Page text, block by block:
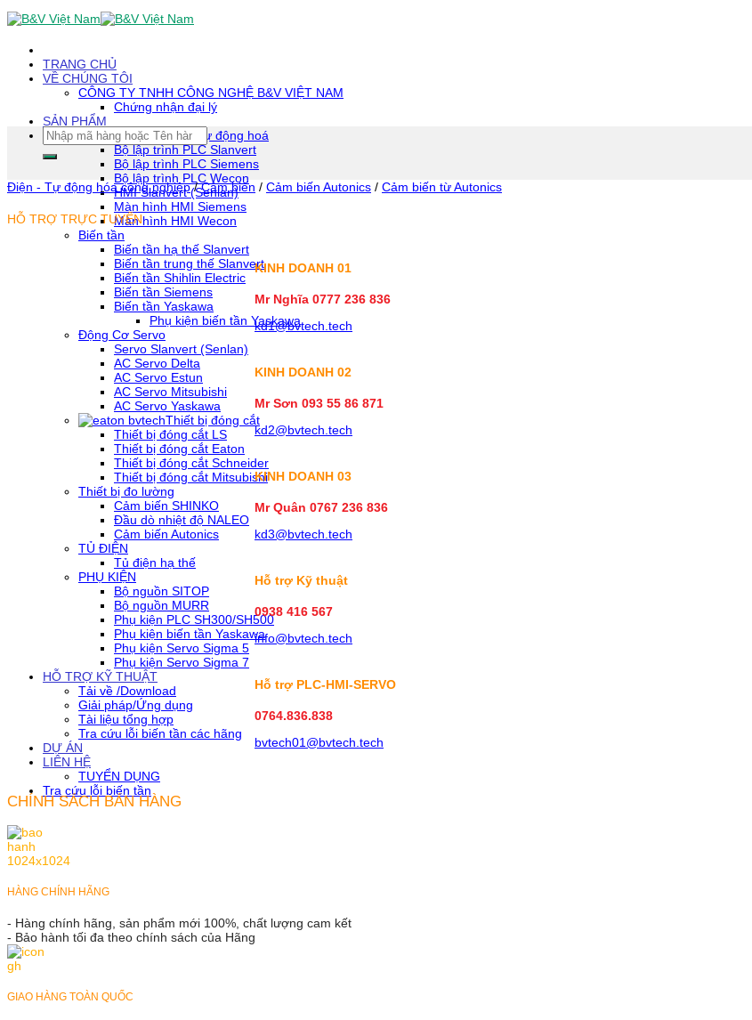
Skip
To
(tạm
dịch)
TRANG CHỦ
VỀ CHÚNG TÔI
CÔNG TY TNHH CÔNG NGHỆ B&V VIỆT NAM
Chứng nhận đại lý
SẢN PHẨM
Thiết bị tự động hoá
Bộ lập trình PLC Slanvert
Bộ lập trình PLC Siemens
Bộ lập trình PLC Wecon
HMI Slanvert (Senlan)
Màn hình HMI Siemens
Màn hình HMI Wecon
Biến tần
Biến tần hạ thế Slanvert
Biến tần trung thế Slanvert
Biến tần Shihlin Electric
Biến tần Siemens
Biến tần Yaskawa
Phụ kiện biến tần Yaskawa
Động Cơ Servo
Servo Slanvert (Senlan)
AC Servo Delta
AC Servo Estun
AC Servo Mitsubishi
AC Servo Yaskawa
Thiết bị đóng cắt
Thiết bị đóng cắt LS
Thiết bị đóng cắt Eaton
Thiết bị đóng cắt Schneider
Thiết bị đóng cắt Mitsubishi
Thiết bị đo lường
Cảm biến SHINKO
Đầu dò nhiệt độ NALEO
Cảm biến Autonics
TỦ ĐIỆN
Tủ điện hạ thế
PHỤ KIỆN
Bộ nguồn SITOP
Bộ nguồn MURR
Phụ kiện PLC SH300/SH500
Phụ kiện biến tần Yaskawa
Phụ kiện Servo Sigma 5
Phụ kiện Servo Sigma 7
HỖ TRỢ KỸ THUẬT
Tải về /Download
Giải pháp/Ứng dụng
Tài liệu tổng hợp
Tra cứu lỗi biến tần các hãng
DỰ ÁN
LIÊN HỆ
TUYỂN DỤNG
Tra cứu lỗi biến tần
Tìm
kiếm:
Điện - Tự động hóa công nghiệp / Cảm biến / Cảm biến Autonics / Cảm biến từ Autonics
HỖ TRỢ TRỰC TUYẾN
KINH DOANH 01
Mr Nghĩa 0777 236 836
kd1@bvtech.tech
KINH DOANH 02
Mr Sơn 093 55 86 871
kd2@bvtech.tech
KINH DOANH 03
Mr Quân 0767 236 836
kd3@bvtech.tech
Hỗ trợ Kỹ thuật
0938 416 567
info@bvtech.tech
Hỗ trợ PLC-HMI-SERVO
0764.836.838
bvtech01@bvtech.tech
CHÍNH SÁCH BÁN HÀNG
HÀNG CHÍNH HÃNG
- Hàng chính hãng, sản phẩm mới 100%, chất lượng cam kết
- Bảo hành tối đa theo chính sách của Hãng
GIAO HÀNG TOÀN QUỐC